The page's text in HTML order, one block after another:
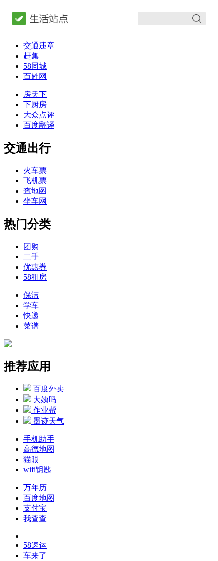
交通违章
赶集
58同城
百姓网
房天下
下厨房
大众点评
百度翻译
交通出行
火车票
飞机票
查地图
坐车网
热门分类
团购
二手
优惠券
58租房
保洁
学车
快递
菜谱
推荐应用
百度外卖
大姨吗
作业帮
墨迹天气
手机助手
高德地图
猫眼
wifi钥匙
万年历
百度地图
支付宝
我查查
58速运
车来了